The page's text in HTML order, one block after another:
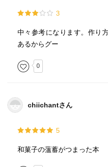
3
中々参考になります。作り
あるからグー
0
chiichantさん
5
和菓子の薀蓄がつまった本